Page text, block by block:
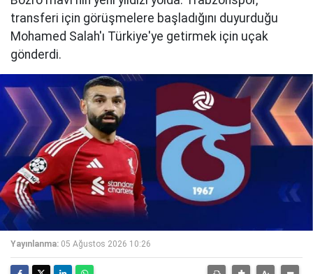
transferi için görüşmelere başladığını duyurduğu
Mohamed Salah'ı Türkiye'ye getirmek için uçak
gönderdi.
Yayınlanma: 05 Ağustos 2026 10:26